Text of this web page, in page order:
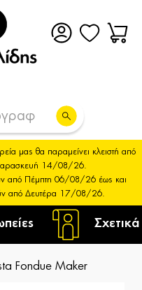
μας θα παραμείνει κλειστή από
14/08/26.
από Πέμπτη 06/08/26 έως και
από Δευτέρα 17/08/26.
Fondue Maker